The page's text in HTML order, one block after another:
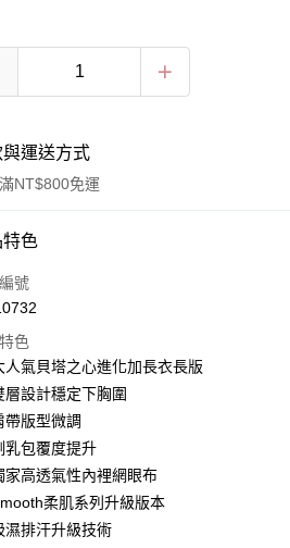
與運送方式
NT$800免運
方式
一次付款
期 0 利率 每期NT$460
作金庫商業銀行
南商業銀行
泰世華商業銀行
灣中小企業銀行
豐（台灣）商業銀行
邦商業銀行
期 0 利率 每期NT$230
作金庫商業銀行
南商業銀行
海商業儲蓄銀行
灣中小企業銀行
豐（台灣）商業銀行
貨付款
Pay
Pay
特色
號
色
人氣貝塔之心進化加長衣長版
層設計穩定下胸圍
帶版型微調
乳包覆度提升
家高透氣性內裡網眼布
柔肌系列升級版本
濕排汗升級技術